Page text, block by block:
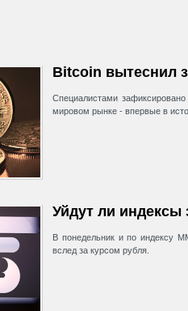
Bitcoin вытеснил
Специалистами
мировом рынке - впервые в
Уйдут ли индексы
В понедельник и по индексу
вслед за курсом рубля.